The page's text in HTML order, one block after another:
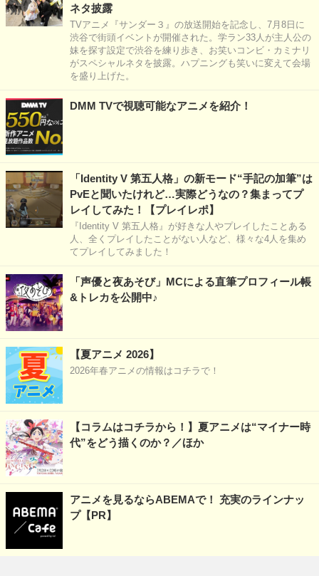
ネタ披露
TVアニメ『サンダー３』の放送開始を記念し、7月8日に
渋谷で街頭イベントが開催された。学ラン33人が主人公の
妹を探す設定で渋谷を練り歩き、お笑いコンビ・カミナリ
がスペシャルネタを披露。ハプニングも笑いに変えて会場
を盛り上げた。
DMM TVで視聴可能なアニメを紹介！
「Identity V 第五人格」の新モード“手記の加筆”は
PvEと聞いたけれど…実際どうなの？集まってプ
レイしてみた！【プレイレポ】
『Identity V 第五人格』が好きな人やプレイしたことある
人、全くプレイしたことがない人など、様々な4人を集め
てプレイしてみました！
「声優と夜あそび」MCによる直筆プロフィール帳
&トレカを公開中♪
【夏アニメ 2026】
2026年春アニメの情報はコチラで！
【コラムはコチラから！】夏アニメは“マイナー時
代”をどう描くのか？／ほか
アニメを見るならABEMAで！ 充実のラインナッ
プ【PR】